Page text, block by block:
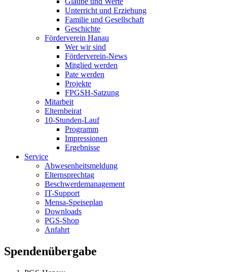
Unterricht und Erziehung
Familie und Gesellschaft
Geschichte
Förderverein Hanau
Wer wir sind
Förderverein-News
Mitglied werden
Pate werden
Projekte
FPGSH-Satzung
Mitarbeit
Elternbeirat
10-Stunden-Lauf
Programm
Impressionen
Ergebnisse
Service
Abwesenheitsmeldung
Elternsprechtag
Beschwerdemanagement
IT-Support
Mensa-Speiseplan
Downloads
PGS-Shop
Anfahrt
Spendenübergabe